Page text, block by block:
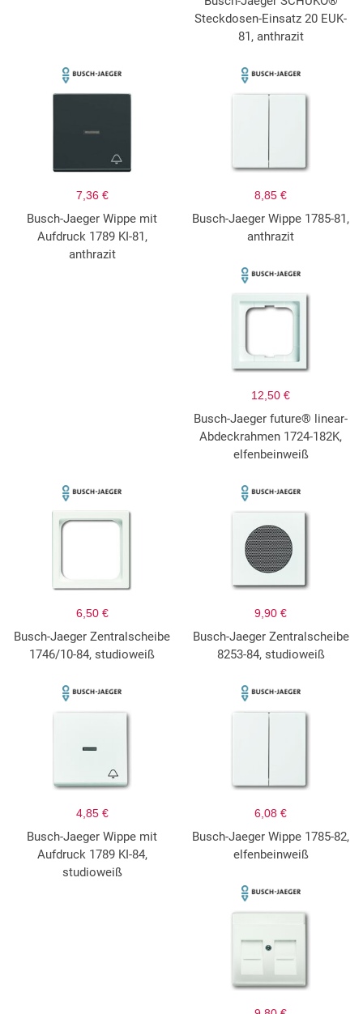
Steckdosen-Einsatz 20 EUK-
81, anthrazit
7,36 €
Busch-Jaeger Wippe mit
Aufdruck 1789 KI-81,
anthrazit
8,85 €
Busch-Jaeger Wippe 1785-81,
anthrazit
12,50 €
Busch-Jaeger future® linear-
Abdeckrahmen 1724-182K,
elfenbeinweiß
6,50 €
Busch-Jaeger Zentralscheibe
1746/10-84, studioweiß
9,90 €
Busch-Jaeger Zentralscheibe
8253-84, studioweiß
4,85 €
Busch-Jaeger Wippe mit
Aufdruck 1789 KI-84,
studioweiß
6,08 €
Busch-Jaeger Wippe 1785-82,
elfenbeinweiß